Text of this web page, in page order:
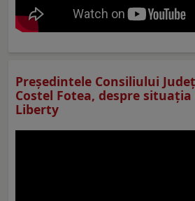
Preşedintele Consiliului
Costel Fotea, despre
Liberty